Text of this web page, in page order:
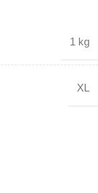
1 kg
XL